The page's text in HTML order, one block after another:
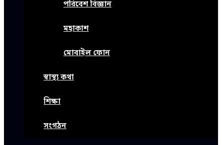
পরিবেশ বিজ্ঞান
মহাকাশ
মোবাইল ফোন
স্বাস্থ্য কথা
শিক্ষা
সংগঠন